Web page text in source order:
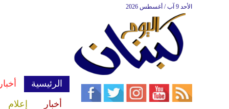
الأحد 9 آب / أغسطس 2026
الرئيسية
أخبار
إعلام